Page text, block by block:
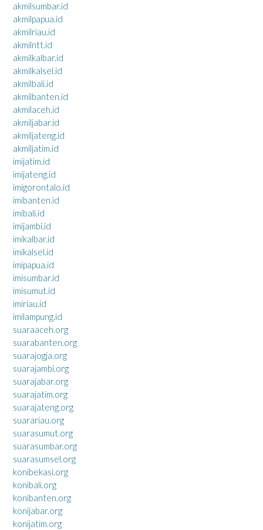
akmilsumbar.id
akmilpapua.id
akmilriau.id
akmilntt.id
akmilkalbar.id
akmilkalsel.id
akmilbali.id
akmilbanten.id
akmilaceh.id
akmiljabar.id
akmiljateng.id
akmiljatim.id
imijatim.id
imijateng.id
imigorontalo.id
imibanten.id
imibali.id
imijambi.id
imikalbar.id
imikalsel.id
imipapua.id
imisumbar.id
imisumut.id
imiriau.id
imilampung.id
suaraaceh.org
suarabanten.org
suarajogja.org
suarajambi.org
suarajabar.org
suarajatim.org
suarajateng.org
suarariau.org
suarasumut.org
suarasumbar.org
suarasumsel.org
konibekasi.org
konibali.org
konibanten.org
konijabar.org
konijatim.org